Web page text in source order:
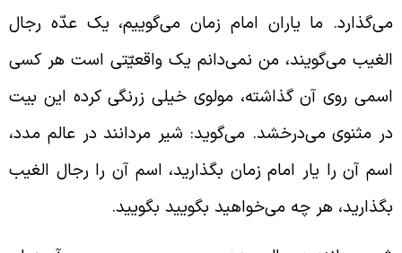
ما یاران امام زمان می‌گوییم، یک عدّه رجال
می‌گویند، من نمی‌دانم یک واقعیّتی است هر کسی
روی آن گذاشته، مولوی خیلی زرنگی کرده این بیت
مثنوی می‌درخشد. می‌گوید: شیر مردانند در عالم مدد،
آن را یار امام زمان بگذارید، اسم آن را رجال الغیب
هر چه می‌خواهید بگویید بگویید.